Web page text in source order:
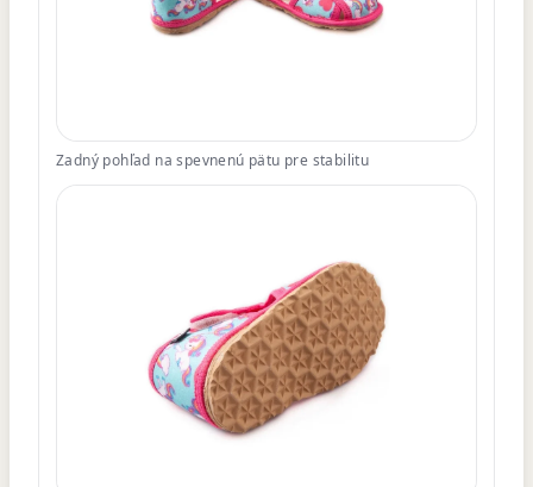
Zadný pohľad na spevnenú pätu pre stabilitu